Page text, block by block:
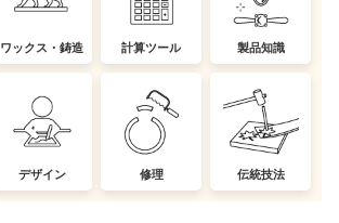
ワックス・鋳造 計算ツール 製品知識
デザイン 修理 伝統技法